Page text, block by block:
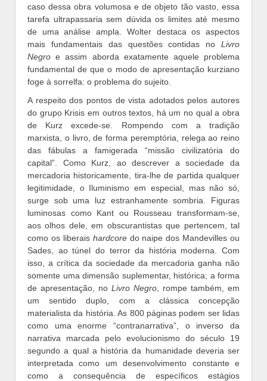
caso dessa obra volumosa e de objeto tão vasto, essa
tarefa ultrapassaria sem dúvida os limites até mesmo
de uma análise ampla. Wolter destaca os aspectos
mais fundamentais das questões contidas no Livro
Negro e assim aborda exatamente aquele problema
fundamental de que o modo de apresentação kurziano
foge à sorrelfa: o problema do sujeito.
A respeito dos pontos de vista adotados pelos autores
do grupo Krisis em outros textos, há um no qual a obra
de Kurz excede-se. Rompendo com a tradição
marxista, o livro, de forma peremptória, relega ao reino
das fábulas a famigerada “missão civilizatória do
capital”. Como Kurz, ao descrever a sociedade da
mercadoria historicamente, tira-lhe de partida qualquer
legitimidade, o Iluminismo em especial, mas não só,
surge sob uma luz estranhamente sombria. Figuras
luminosas como Kant ou Rousseau transformam-se,
aos olhos dele, em obscurantistas que pertencem, tal
como os liberais hardcoredo naipe dos Mandevilles ou
Sades, ao túnel do terror da história moderna. Com
isso, a crítica da sociedade da mercadoria ganha não
somente uma dimensão suplementar, histórica; a forma
de apresentação, no Livro Negro , rompe também, em
um sentido duplo, com a clássica concepção
materialista da história. As 800 páginas podem ser lidas
como uma enorme “contranarrativa”, o inverso da
narrativa marcada pelo evolucionismo do século 19
segundo a qual a história da humanidade deveria ser
interpretada como um desenvolvimento constante e
como a consequência de específicos estágios